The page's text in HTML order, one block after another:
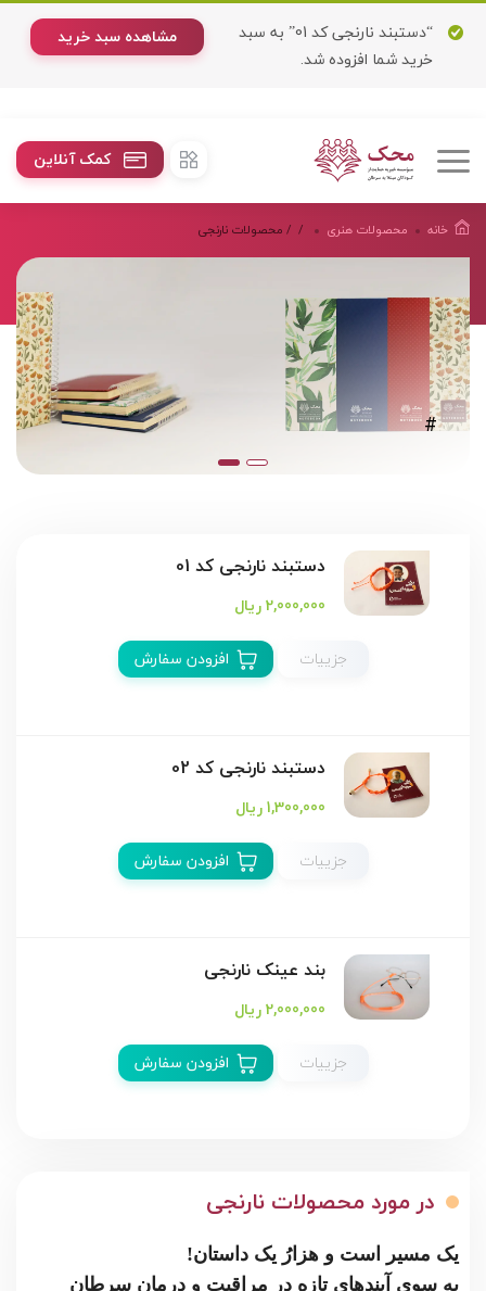
مشاهده سبد خرید
“دستبند نارنجی کد 01” به سبد
خرید شما افزوده شد.
کمک آنلاین
خانه / محصولات هنرى / محصولات نارنجی
#
دستبند نارنجی کد 01
2,000,000 ریال
جزییات
افزودن سفارش
دستبند نارنجی کد 02
1,300,000 ریال
جزییات
افزودن سفارش
بند عینک نارنجی
2,000,000 ریال
جزییات
افزودن سفارش
در مورد محصولات نارنجی
یک مسیر است و هزارُ یک داستان!
به سوی آینده­ای تازه­ در مراقبت و درمان سرطان